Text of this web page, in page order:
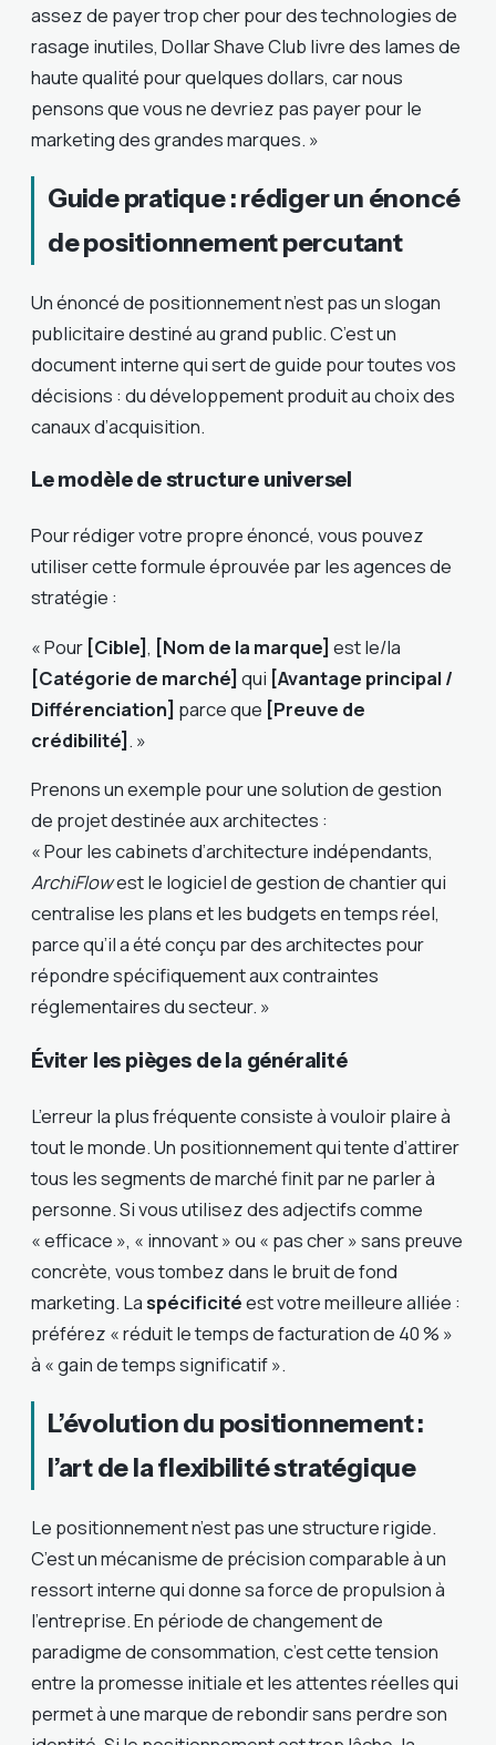
assez de payer trop cher pour des technologies de
rasage inutiles, Dollar Shave Club livre des lames de
haute qualité pour quelques dollars, car nous
pensons que vous ne devriez pas payer pour le
marketing des grandes marques. »
Guide pratique : rédiger un énoncé
de positionnement percutant
Un énoncé de positionnement n’est pas un slogan
publicitaire destiné au grand public. C’est un
document interne qui sert de guide pour toutes vos
décisions : du développement produit au choix des
canaux d’acquisition.
Le modèle de structure universel
Pour rédiger votre propre énoncé, vous pouvez
utiliser cette formule éprouvée par les agences de
stratégie :
« Pour [Cible], [Nom de la marque] est le/la
[Catégorie de marché] qui [Avantage principal /
Différenciation] parce que [Preuve de
crédibilité] . »
Prenons un exemple pour une solution de gestion
de projet destinée aux architectes :
« Pour les cabinets d’architecture indépendants,
ArchiFlowest le logiciel de gestion de chantier qui
centralise les plans et les budgets en temps réel,
parce qu’il a été conçu par des architectes pour
répondre spécifiquement aux contraintes
réglementaires du secteur. »
Éviter les pièges de la généralité
L’erreur la plus fréquente consiste à vouloir plaire à
tout le monde. Un positionnement qui tente d’attirer
tous les segments de marché finit par ne parler à
personne. Si vous utilisez des adjectifs comme
« efficace », « innovant » ou « pas cher » sans preuve
concrète, vous tombez dans le bruit de fond
marketing. Laspécificitéest votre meilleure alliée :
préférez « réduit le temps de facturation de 40 % »
à « gain de temps significatif ».
L’évolution du positionnement :
l’art de la flexibilité stratégique
Le positionnement n’est pas une structure rigide.
C’est un mécanisme de précision comparable à un
ressort interne qui donne sa force de propulsion à
l’entreprise. En période de changement de
paradigme de consommation, c’est cette tension
entre la promesse initiale et les attentes réelles qui
permet à une marque de rebondir sans perdre son